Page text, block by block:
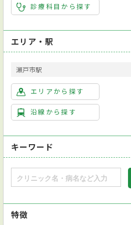
診療科目から探す
エリア・駅
瀬戸市駅
エリアから探す
沿線から探す
キーワード
特徴